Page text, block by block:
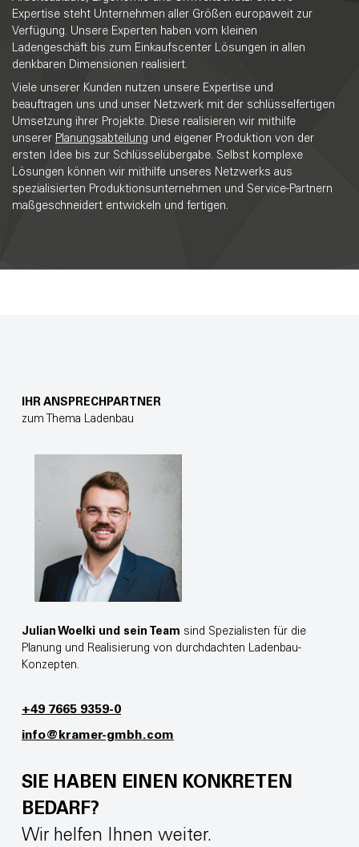
Expertise steht Unternehmen aller Größen europaweit zur
Verfügung. Unsere Experten haben vom kleinen
Ladengeschäft bis zum Einkaufscenter Lösungen in allen
denkbaren Dimensionen realisiert.
Viele unserer Kunden nutzen unsere Expertise und
beauftragen uns und unser Netzwerk mit der schlüsselfertigen
Umsetzung ihrer Projekte. Diese realisieren wir mithilfe
unserer Planungsabteilung und eigener Produktion von der
ersten Idee bis zur Schlüsselübergabe. Selbst komplexe
Lösungen können wir mithilfe unseres Netzwerks aus
spezialisierten Produktionsunternehmen und Service-Partnern
maßgeschneidert entwickeln und fertigen.
SIE HABEN EINEN KONKRETEN
BEDARF?
Wir helfen Ihnen weiter.
IHR ANSPRECHPARTNER
zum Thema Ladenbau
Julian Woelki und sein Team sind Spezialisten für die
Planung und Realisierung von durchdachten Ladenbau-
Konzepten.
+49 7665 9359-0
info@kramer-gmbh.com